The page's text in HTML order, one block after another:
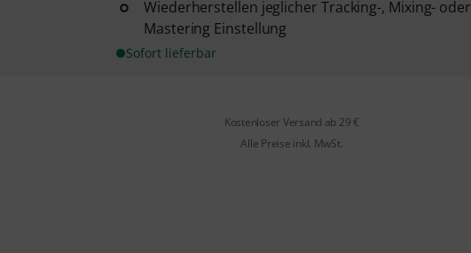
Wiederherstellen jeglicher Tracking-, Mixing- oder
Mastering Einstellung
Sofort lieferbar
Kostenloser Versand ab 29 €
Alle Preise inkl. MwSt.